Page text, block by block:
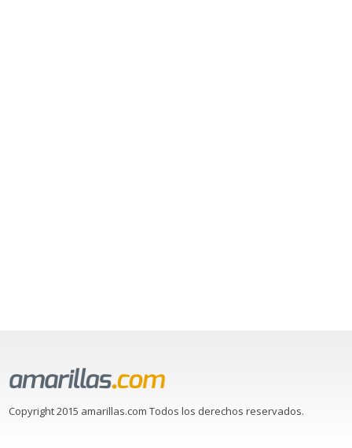
Copyright 2015 amarillas.com Todos los derechos reservados.